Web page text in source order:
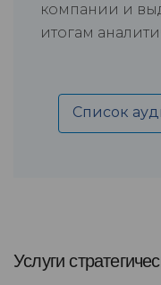
компании и
итогам
Список
Услуги